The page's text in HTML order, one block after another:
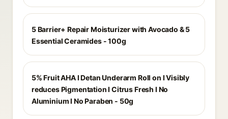
5 Barrier+ Repair Moisturizer with Avocado & 5
Essential Ceramides - 100g
5% Fruit AHA I Detan Underarm Roll on I Visibly
reduces Pigmentation I Citrus Fresh I No
Aluminium I No Paraben - 50g